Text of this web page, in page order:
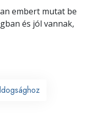
embert mutat be
és jól vannak,